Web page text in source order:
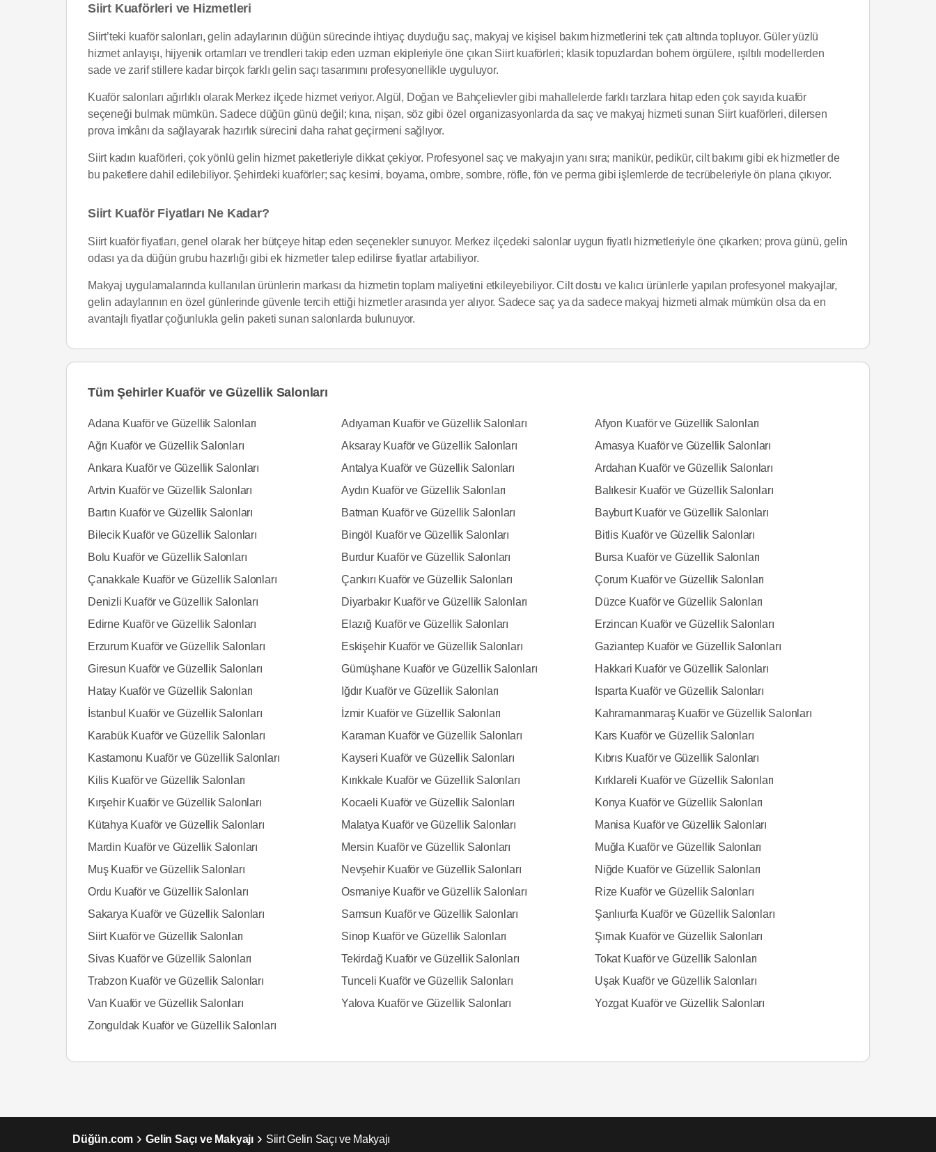
Siirt Kuaförleri ve Hizmetleri
Siirt’teki kuaför salonları, gelin adaylarının düğün sürecinde ihtiyaç duyduğu saç, makyaj ve kişisel bakım hizmetlerini tek çatı altında topluyor. Güler yüzlü
hizmet anlayışı, hijyenik ortamları ve trendleri takip eden uzman ekipleriyle öne çıkan Siirt kuaförleri; klasik topuzlardan bohem örgülere, ışıltılı modellerden
sade ve zarif stillere kadar birçok farklı gelin saçı tasarımını profesyonellikle uyguluyor.
Kuaför salonları ağırlıklı olarak Merkez ilçede hizmet veriyor. Algül, Doğan ve Bahçelievler gibi mahallelerde farklı tarzlara hitap eden çok sayıda kuaför
seçeneği bulmak mümkün. Sadece düğün günü değil; kına, nişan, söz gibi özel organizasyonlarda da saç ve makyaj hizmeti sunan Siirt kuaförleri, dilersen
prova imkânı da sağlayarak hazırlık sürecini daha rahat geçirmeni sağlıyor.
Siirt kadın kuaförleri, çok yönlü gelin hizmet paketleriyle dikkat çekiyor. Profesyonel saç ve makyajın yanı sıra; manikür, pedikür, cilt bakımı gibi ek hizmetler de
bu paketlere dahil edilebiliyor. Şehirdeki kuaförler; saç kesimi, boyama, ombre, sombre, röfle, fön ve perma gibi işlemlerde de tecrübeleriyle ön plana çıkıyor.
Siirt Kuaför Fiyatları Ne Kadar?
Siirt kuaför fiyatları, genel olarak her bütçeye hitap eden seçenekler sunuyor. Merkez ilçedeki salonlar uygun fiyatlı hizmetleriyle öne çıkarken; prova günü, gelin
odası ya da düğün grubu hazırlığı gibi ek hizmetler talep edilirse fiyatlar artabiliyor.
Makyaj uygulamalarında kullanılan ürünlerin markası da hizmetin toplam maliyetini etkileyebiliyor. Cilt dostu ve kalıcı ürünlerle yapılan profesyonel makyajlar,
gelin adaylarının en özel günlerinde güvenle tercih ettiği hizmetler arasında yer alıyor. Sadece saç ya da sadece makyaj hizmeti almak mümkün olsa da en
avantajlı fiyatlar çoğunlukla gelin paketi sunan salonlarda bulunuyor.
Tüm Şehirler Kuaför ve Güzellik Salonları
Adana Kuaför ve Güzellik Salonları Adıyaman Kuaför ve Güzellik Salonları
Afyon Kuaför ve Güzellik Salonları
Ağrı Kuaför ve Güzellik Salonları
Aksaray Kuaför ve Güzellik Salonları
Amasya Kuaför ve Güzellik Salonları
Ankara Kuaför ve Güzellik Salonları
Antalya Kuaför ve Güzellik Salonları
Ardahan Kuaför ve Güzellik Salonları
Artvin Kuaför ve Güzellik Salonları
Aydın Kuaför ve Güzellik Salonları
Balıkesir Kuaför ve Güzellik Salonları
Bartın Kuaför ve Güzellik Salonları
Batman Kuaför ve Güzellik Salonları
Bayburt Kuaför ve Güzellik Salonları
Bilecik Kuaför ve Güzellik Salonları
Bingöl Kuaför ve Güzellik Salonları
Bitlis Kuaför ve Güzellik Salonları
Bolu Kuaför ve Güzellik Salonları
Burdur Kuaför ve Güzellik Salonları
Bursa Kuaför ve Güzellik Salonları
Çanakkale Kuaför ve Güzellik Salonları
Çankırı Kuaför ve Güzellik Salonları
Çorum Kuaför ve Güzellik Salonları
Denizli Kuaför ve Güzellik Salonları
Diyarbakır Kuaför ve Güzellik Salonları
Düzce Kuaför ve Güzellik Salonları
Edirne Kuaför ve Güzellik Salonları
Elazığ Kuaför ve Güzellik Salonları
Erzincan Kuaför ve Güzellik Salonları
Erzurum Kuaför ve Güzellik Salonları
Eskişehir Kuaför ve Güzellik Salonları
Gaziantep Kuaför ve Güzellik Salonları
Giresun Kuaför ve Güzellik Salonları
Gümüşhane Kuaför ve Güzellik Salonları
Hakkari Kuaför ve Güzellik Salonları
Hatay Kuaför ve Güzellik Salonları
Iğdır Kuaför ve Güzellik Salonları
Isparta Kuaför ve Güzellik Salonları
İstanbul Kuaför ve Güzellik Salonları
İzmir Kuaför ve Güzellik Salonları
Kahramanmaraş Kuaför ve Güzellik Salonları
Karabük Kuaför ve Güzellik Salonları
Karaman Kuaför ve Güzellik Salonları
Kars Kuaför ve Güzellik Salonları
Kastamonu Kuaför ve Güzellik Salonları
Kayseri Kuaför ve Güzellik Salonları
Kıbrıs Kuaför ve Güzellik Salonları
Kilis Kuaför ve Güzellik Salonları
Kırıkkale Kuaför ve Güzellik Salonları
Kırklareli Kuaför ve Güzellik Salonları
Kırşehir Kuaför ve Güzellik Salonları
Kocaeli Kuaför ve Güzellik Salonları
Konya Kuaför ve Güzellik Salonları
Kütahya Kuaför ve Güzellik Salonları
Malatya Kuaför ve Güzellik Salonları
Manisa Kuaför ve Güzellik Salonları
Mardin Kuaför ve Güzellik Salonları
Mersin Kuaför ve Güzellik Salonları
Muğla Kuaför ve Güzellik Salonları
Muş Kuaför ve Güzellik Salonları
Nevşehir Kuaför ve Güzellik Salonları
Niğde Kuaför ve Güzellik Salonları
Ordu Kuaför ve Güzellik Salonları
Osmaniye Kuaför ve Güzellik Salonları
Rize Kuaför ve Güzellik Salonları
Sakarya Kuaför ve Güzellik Salonları
Samsun Kuaför ve Güzellik Salonları
Şanlıurfa Kuaför ve Güzellik Salonları
Siirt Kuaför ve Güzellik Salonları
Sinop Kuaför ve Güzellik Salonları
Şırnak Kuaför ve Güzellik Salonları
Sivas Kuaför ve Güzellik Salonları
Tekirdağ Kuaför ve Güzellik Salonları
Tokat Kuaför ve Güzellik Salonları
Trabzon Kuaför ve Güzellik Salonları
Tunceli Kuaför ve Güzellik Salonları
Uşak Kuaför ve Güzellik Salonları
Van Kuaför ve Güzellik Salonları
Yalova Kuaför ve Güzellik Salonları
Yozgat Kuaför ve Güzellik Salonları
Zonguldak Kuaför ve Güzellik Salonları
Düğün.com Gelin Saçı ve Makyajı Siirt Gelin Saçı ve Makyajı